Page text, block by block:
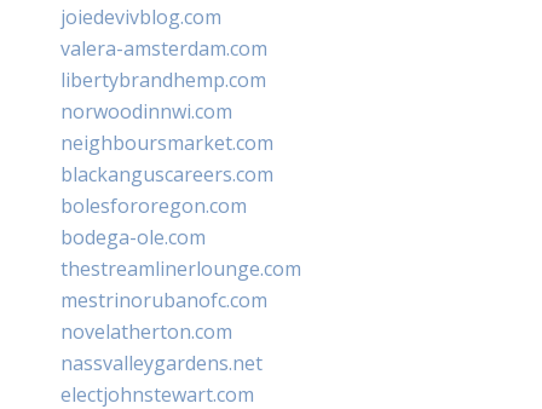
joiedevivblog.com
valera-amsterdam.com
libertybrandhemp.com
norwoodinnwi.com
neighboursmarket.com
blackanguscareers.com
bolesfororegon.com
bodega-ole.com
thestreamlinerlounge.com
mestrinorubanofc.com
novelatherton.com
nassvalleygardens.net
electjohnstewart.com